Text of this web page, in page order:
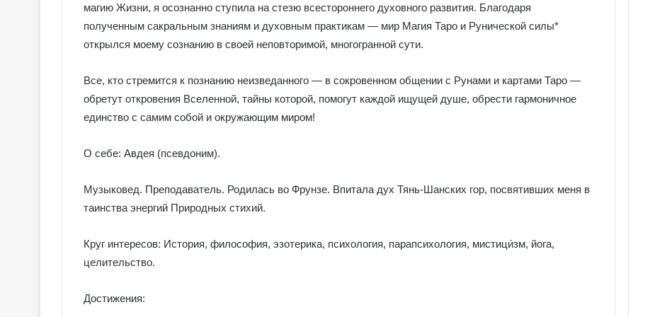
магию Жизни, я осознанно ступила на стезю всестороннего духовного развития. Благодаря
полученным сакральным знаниям и духовным практикам — мир Магия Таро и Рунической силы*
открылся моему сознанию в своей неповторимой, многогранной сути.
Все, кто стремится к познанию неизведанного — в сокровенном общении с Рунами и картами Таро —
обретут откровения Вселенной, тайны которой, помогут каждой ищущей душе, обрести гармоничное
единство с самим собой и окружающим миром!
О себе: Авдея (псевдоним).
Музыковед. Преподаватель. Родилась во Фрунзе. Впитала дух Тянь-Шанских гор, посвятивших меня в
таинства энергий Природных стихий.
Круг интересов: История, философия, эзотерика, психология, парапсихология, мистици́зм, йога,
целительство.
Достижения: